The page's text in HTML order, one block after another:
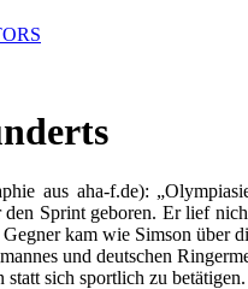
aus aha-f.de):
Sprint geboren. Er lief
kam wie Simson über
und deutschen
sich sportlich zu